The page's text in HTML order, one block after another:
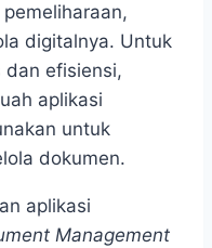
digitalnya. Untuk
dan efisiensi,
aplikasi
untuk
dokumen.
aplikasi
Management